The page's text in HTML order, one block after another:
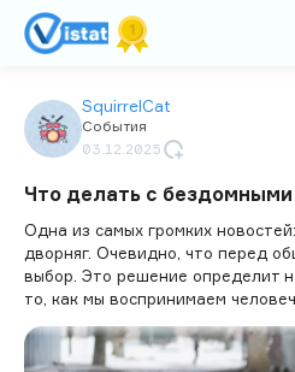
SquirrelCat
События
03.12.2025
Что делать с
Одна из самых громких
дворняг. Очевидно, что перед
выбор. Это решение определит
то, как мы воспринимаем